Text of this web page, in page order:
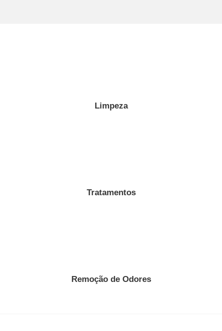
Limpeza
Tratamentos
Remoção de Odores